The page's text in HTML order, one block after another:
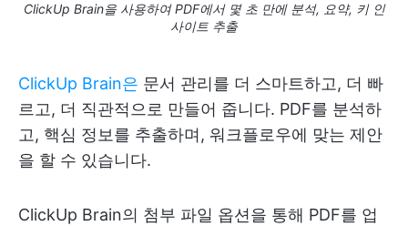
ClickUp Brain을 사용하여 PDF에서 몇 초 만에 분석, 요약, 키 인
사이트 추출
ClickUp Brain은 문서 관리를 더 스마트하고, 더 빠
르고, 더 직관적으로 만들어 줍니다. PDF를 분석하
고, 핵심 정보를 추출하며, 워크플로우에 맞는 제안
을 할 수 있습니다.
ClickUp Brain의 첨부 파일 옵션을 통해 PDF를 업